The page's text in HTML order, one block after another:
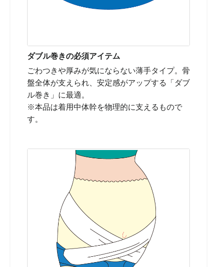
ダブル巻きの必須アイテム
ごわつきや厚みが気にならない薄手タイプ。骨
盤全体が支えられ、安定感がアップする「ダブ
ル巻き」に最適。
※本品は着用中体幹を物理的に支えるもので
す。